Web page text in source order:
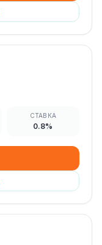
СТАВКА
0.8%